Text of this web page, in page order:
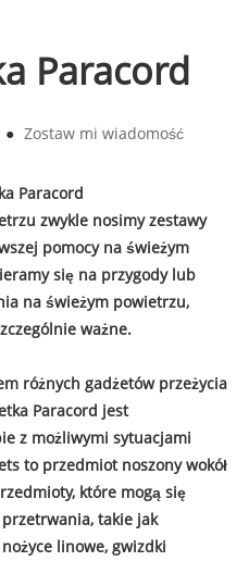
Paracord
● Zostaw mi wiadomość
Paracord
zwykle nosimy zestawy
pomocy na świeżym
się na przygody lub
na świeżym powietrzu,
ważne.
różnych gadżetów przeżycia
Paracord jest
z możliwymi sytuacjami
to przedmiot noszony wokół
które mogą się
takie jak
linowe, gwizdki